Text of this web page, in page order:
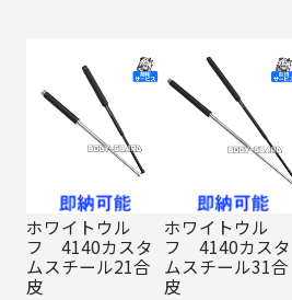
ホワイトウル
フ 4140カスタ
ムスチール21合
皮
ホワイトウル
フ 4140カスタ
ムスチール31合
皮